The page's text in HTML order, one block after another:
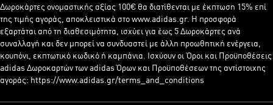
Δωροκάρτες ονομαστικής αξίας 100€ θα διατίθενται με έκπτωση 15% επί
της τιμής αγοράς, αποκλειστικά στο www.adidas.gr. Η προσφορά
εξαρτάται από τη διαθεσιμότητα, ισχύει για έως 5 Δωροκάρτες ανά
συναλλαγή και δεν μπορεί να συνδυαστεί με άλλη προωθητική ενέργεια,
κουπόνι, εκπτωτικό κωδικό ή καμπάνια. Ισχύουν οι Όροι και Προϋποθέσεις
adidas Δωροκαρτών των adidas Όρων και Προϋποθέσεων της αντίστοιχης
αγοράς: https://www.adidas.gr/terms_and_conditions